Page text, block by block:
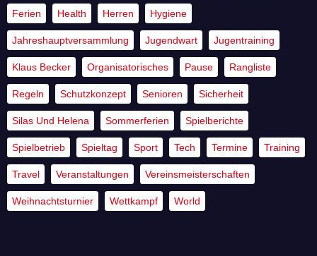
Ferien Health Herren Hygiene
Jahreshauptversammlung Jugendwart Jugentraining
Klaus Becker Organisatorisches Pause Rangliste
Regeln Schutzkonzept Senioren Sicherheit
Silas Und Helena Sommerferien Spielberichte
Spielbetrieb Spieltag Sport Tech Termine Training
Travel Veranstaltungen Vereinsmeisterschaften
Weihnachtsturnier Wettkampf World